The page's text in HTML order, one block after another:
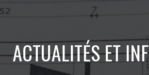
ACTUALITÉS ET